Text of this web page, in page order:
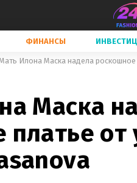
ФИНАНСЫ
Илона Маска надела роскошное
Маска
от